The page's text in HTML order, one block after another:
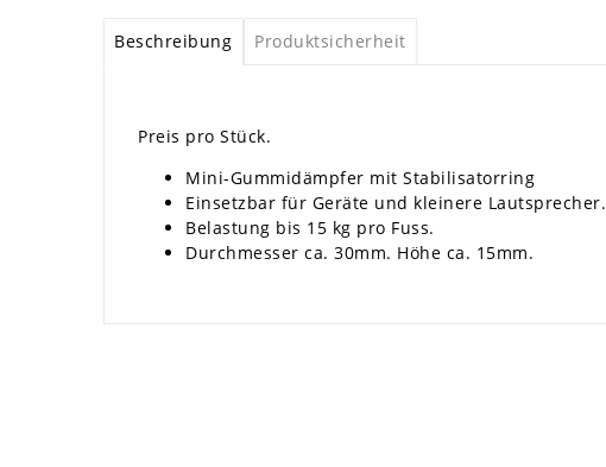
Beschreibung Produktsicherheit
Preis pro Stück.
Mini-Gummidämpfer mit Stabilisatorring
Einsetzbar für Geräte und kleinere Lautsprecher.
Belastung bis 15 kg pro Fuss.
Durchmesser ca. 30mm. Höhe ca. 15mm.